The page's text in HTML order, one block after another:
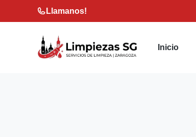
al
Llamanos!
Inicio